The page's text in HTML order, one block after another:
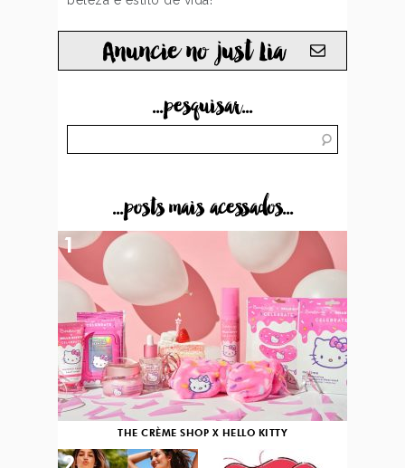
Anuncie no just Lia
...pesquisar...
...posts mais acessados...
THE CRÈME SHOP X HELLO KITTY
1